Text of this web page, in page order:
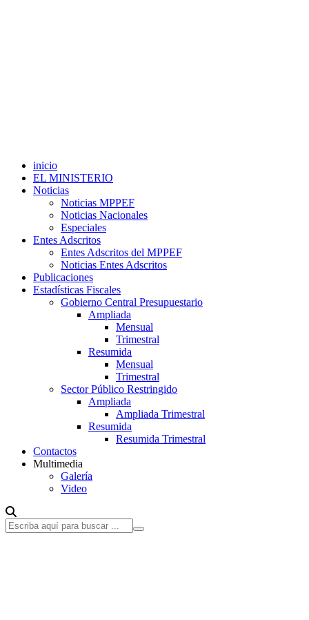
inicio
EL MINISTERIO
Noticias
Noticias MPPEF
Noticias Nacionales
Especiales
Entes Adscritos
Entes Adscritos del MPPEF
Noticias Entes Adscritos
Publicaciones
Estadísticas Fiscales
Gobierno Central Presupuestario
Ampliada
Mensual
Trimestral
Resumida
Mensual
Trimestral
Sector Público Restringido
Ampliada
Ampliada Trimestral
Resumida
Resumida Trimestral
Contactos
Multimedia
Galería
Video